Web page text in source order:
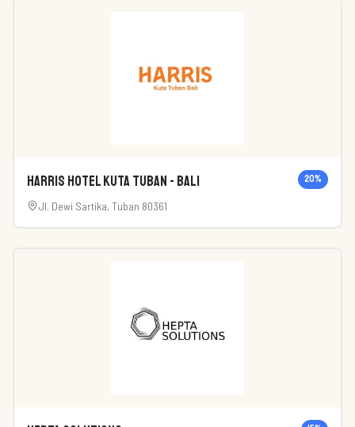
HARRIS Hotel Kuta Tuban - Bali 20%
Jl. Dewi Sartika, Tuban 80361